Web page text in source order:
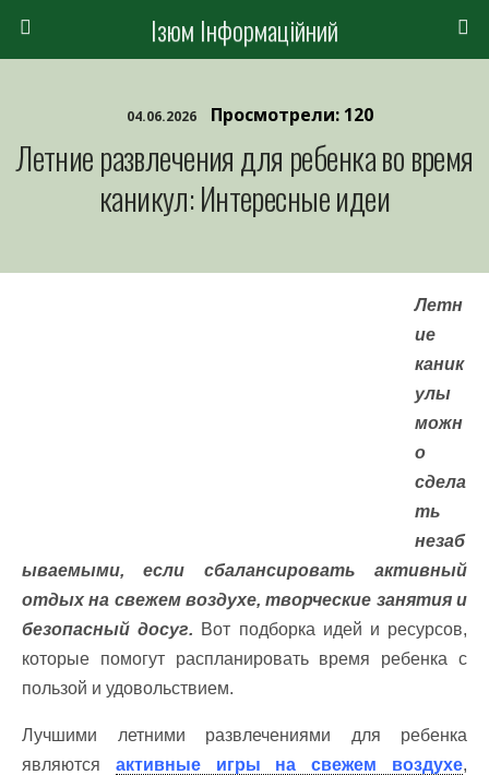
Ізюм Інформаційний
04.06.2026 Просмотрели: 120
Летние развлечения для ребенка во время
каникул: Интересные идеи
Летн
ие
каник
улы
можн
о
сдела
ть
незаб
ываемыми, если сбалансировать активный
отдых на свежем воздухе, творческие занятия и
безопасный досуг. Вот подборка идей и ресурсов,
которые помогут распланировать время ребенка с
пользой и удовольствием.
Лучшими летними развлечениями для ребенка
являются активные игры на свежем воздухе,